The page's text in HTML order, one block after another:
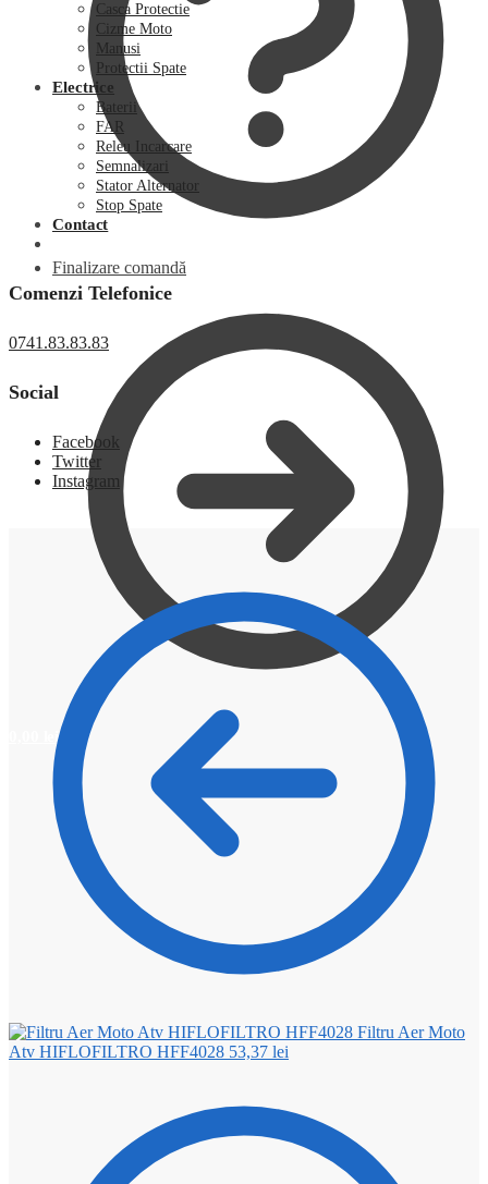
Finalizare comandă
lei
Casca Protectie
Cizme Moto
Manusi
Protectii Spate
Electrice
Baterii
FAR
Releu Incarcare
Semnalizari
Stator Alternator
Stop Spate
Contact
Comenzi Telefonice
0741.83.83.83
Social
Facebook
Twitter
Instagram
Filtru Aer Moto
Atv HIFLOFILTRO HFF4028 53,37 lei